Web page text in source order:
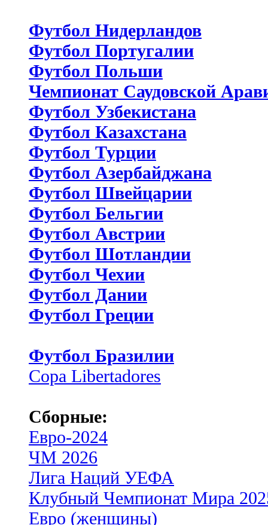
Футбол Нидерландов
Футбол Португалии
Футбол Польши
Чемпионат Саудовской
Футбол Узбекистана
Футбол Казахстана
Футбол Турции
Футбол Азербайджана
Футбол Швейцарии
Футбол Бельгии
Футбол Австрии
Футбол Шотландии
Футбол Чехии
Футбол Дании
Футбол Греции
Футбол Бразилии
Copa Libertadores
Сборные:
Евро-2024
ЧМ 2026
Лига Наций УЕФА
Клубный Чемпионат Мира
Евро (женщины)